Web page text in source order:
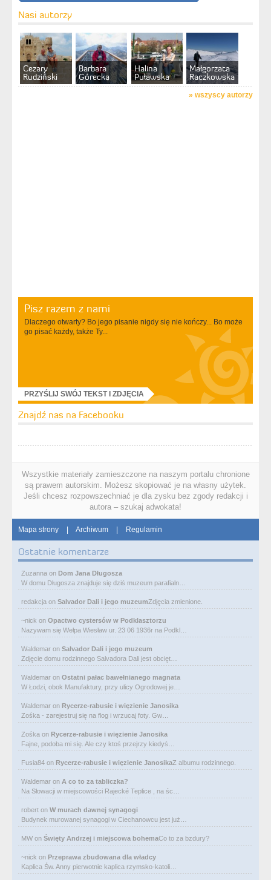
Nasi autorzy
Cezary
Rudziński
Barbara
Górecka
Halina
Puławska
Małgorzata
Raczkowska
» wszyscy autorzy
Pisz razem z nami
Dlaczego otwarty? Bo jego pisanie nigdy się nie kończy... Bo może
go pisać każdy, także Ty...
PRZYŚLIJ SWÓJ TEKST I ZDJĘCIA
Znajdź nas na Facebooku
Wszystkie materiały zamieszczone na naszym portalu chronione
są prawem autorskim. Możesz skopiować je na własny użytek.
Jeśli chcesz rozpowszechniać je dla zysku bez zgody redakcji i
autora – szukaj adwokata!
Mapa strony | Archiwum | Regulamin
Ostatnie komentarze
Zuzanna on Dom Jana Długosza
W domu Długosza znajduje się dziś muzeum parafialn…
redakcja on Salvador Dali i jego muzeumZdjęcia zmienione.
~nick on Opactwo cystersów w Podklasztorzu
Nazywam się Wełpa Wiesław ur. 23 06 1936r na Podkl…
Waldemar on Salvador Dali i jego muzeum
Zdjęcie domu rodzinnego Salvadora Dali jest obcięt…
Waldemar on Ostatni pałac bawełnianego magnata
W Łodzi, obok Manufaktury, przy ulicy Ogrodowej je…
Waldemar on Rycerze-rabusie i więzienie Janosika
Zośka - zarejestruj się na flog i wrzucaj foty. Gw…
Zośka on Rycerze-rabusie i więzienie Janosika
Fajne, podoba mi się. Ale czy ktoś przejrzy kiedyś…
Fusia84 on Rycerze-rabusie i więzienie JanosikaZ albumu rodzinnego.
Waldemar on A co to za tabliczka?
Na Słowacji w miejscowości Rajecké Teplice , na śc…
robert on W murach dawnej synagogi
Budynek murowanej synagogi w Ciechanowcu jest już…
MW on Święty Andrzej i miejscowa bohemaCo to za bzdury?
~nick on Przeprawa zbudowana dla władcy
Kaplica Św. Anny pierwotnie kaplica rzymsko-katoli…